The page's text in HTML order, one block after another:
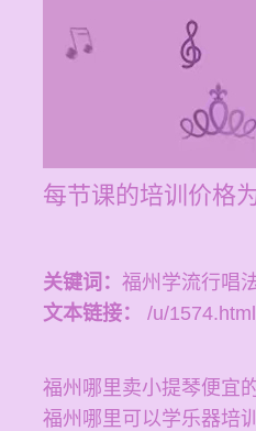
每节课的培训价格
关键词： 福州学流行唱
文本链接：
/u/1574.html
福州哪里卖小提琴便宜
福州哪里可以学乐器培